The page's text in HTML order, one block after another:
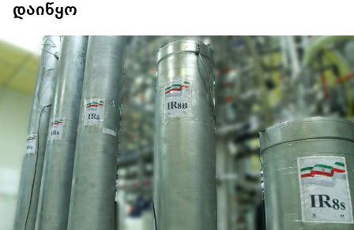
დაიწყო